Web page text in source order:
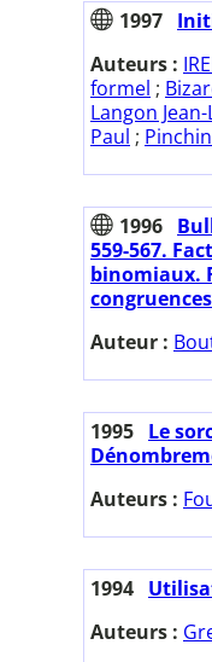
1997
Auteurs :
formel ;
Langon
Paul ;
1996
559-567.
binomiaux.
Auteur :
1995 Le
Auteurs :
1994
Auteurs :